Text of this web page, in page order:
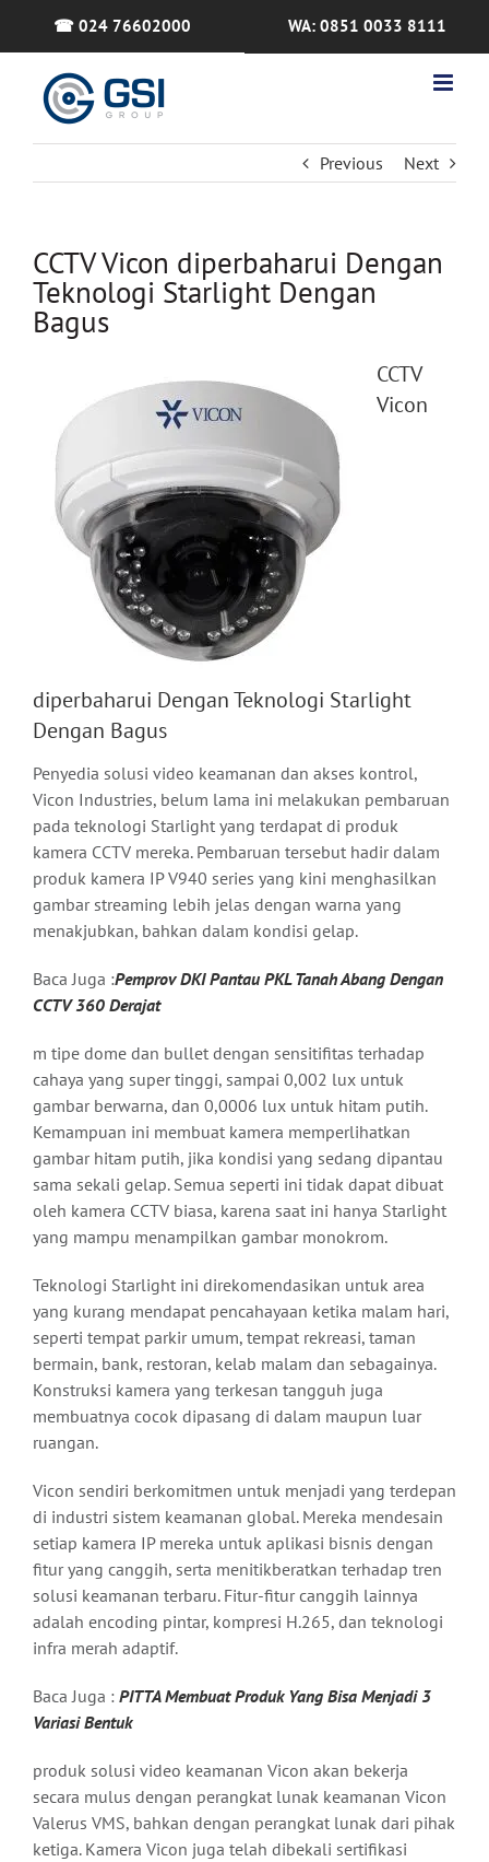
☎ 024 76602000 WA: 0851 0033 8111
Previous Next
CCTV Vicon diperbaharui Dengan
Teknologi Starlight Dengan
Bagus
CCTV
Vicon
diperbaharui Dengan Teknologi Starlight
Dengan Bagus
Penyedia solusi video keamanan dan akses kontrol,
Vicon Industries, belum lama ini melakukan pembaruan
pada teknologi Starlight yang terdapat di produk
kamera CCTV mereka. Pembaruan tersebut hadir dalam
produk kamera IP V940 series yang kini menghasilkan
gambar streaming lebih jelas dengan warna yang
menakjubkan, bahkan dalam kondisi gelap.
Baca Juga :Pemprov DKI Pantau PKL Tanah Abang Dengan
CCTV 360 Derajat
m tipe dome dan bullet dengan sensitifitas terhadap
cahaya yang super tinggi, sampai 0,002 lux untuk
gambar berwarna, dan 0,0006 lux untuk hitam putih.
Kemampuan ini membuat kamera memperlihatkan
gambar hitam putih, jika kondisi yang sedang dipantau
sama sekali gelap. Semua seperti ini tidak dapat dibuat
oleh kamera CCTV biasa, karena saat ini hanya Starlight
yang mampu menampilkan gambar monokrom.
Teknologi Starlight ini direkomendasikan untuk area
yang kurang mendapat pencahayaan ketika malam hari,
seperti tempat parkir umum, tempat rekreasi, taman
bermain, bank, restoran, kelab malam dan sebagainya.
Konstruksi kamera yang terkesan tangguh juga
membuatnya cocok dipasang di dalam maupun luar
ruangan.
Vicon sendiri berkomitmen untuk menjadi yang terdepan
di industri sistem keamanan global. Mereka mendesain
setiap kamera IP mereka untuk aplikasi bisnis dengan
fitur yang canggih, serta menitikberatkan terhadap tren
solusi keamanan terbaru. Fitur-fitur canggih lainnya
adalah encoding pintar, kompresi H.265, dan teknologi
infra merah adaptif.
Baca Juga : PITTA Membuat Produk Yang Bisa Menjadi 3
Variasi Bentuk
produk solusi video keamanan Vicon akan bekerja
secara mulus dengan perangkat lunak keamanan Vicon
Valerus VMS, bahkan dengan perangkat lunak dari pihak
ketiga. Kamera Vicon juga telah dibekali sertifikasi